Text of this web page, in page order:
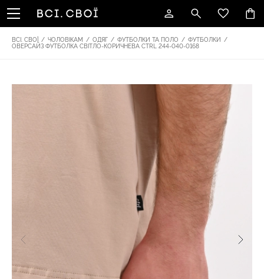
ВСІ. СВОЇ / ЧОЛОВІКАМ / ОДЯГ / ФУТБОЛКИ ТА ПОЛО / ФУТБОЛКИ
/
ОВЕРСАЙЗ ФУТБОЛКА СВІТЛО-КОРИЧНЕВА CTRL 244-040-0168